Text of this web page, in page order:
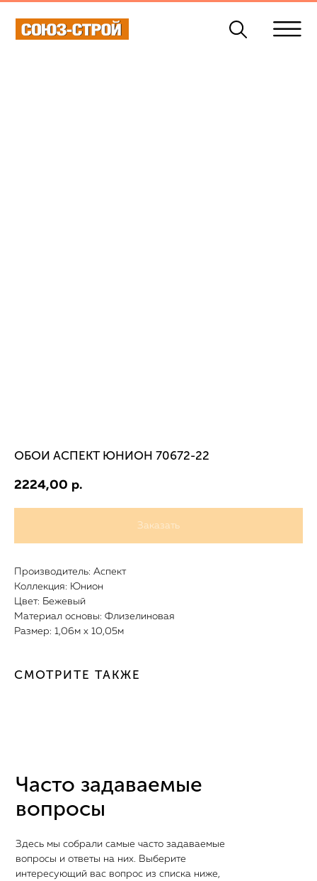
ОБОИ АСПЕКТ ЮНИОН 70672-22
2224,00 р.
Заказать
Производитель: Аспект
Коллекция: Юнион
Цвет: Бежевый
Материал основы: Флизелиновая
Размер: 1,06м х 10,05м
СМОТРИТЕ ТАКЖЕ
Часто задаваемые
вопросы
Здесь мы собрали самые часто задаваемые
вопросы и ответы на них. Выберите
интересующий вас вопрос из списка ниже,